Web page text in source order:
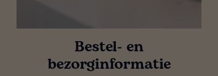
Bestel- en
bezorginformatie